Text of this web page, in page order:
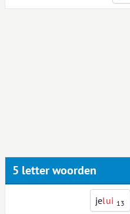
5 letter woorden
jelui 13